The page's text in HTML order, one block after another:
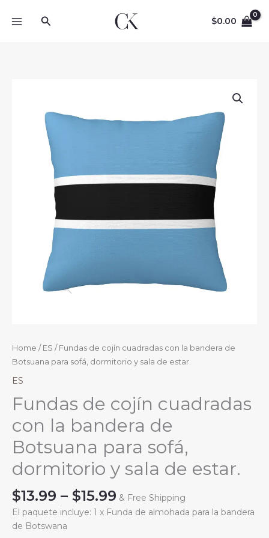
Search $0.00
Home / ES / Fundas de cojín cuadradas con la bandera de
Botsuana para sofá, dormitorio y sala de estar.
ES
Fundas de cojín cuadradas
con la bandera de
Botsuana para sofá,
dormitorio y sala de estar.
$13.99 – $15.99 Price
range:
& Free Shipping
El paquete incluye: 1 x Funda de almohada para la bandera
de Botswana